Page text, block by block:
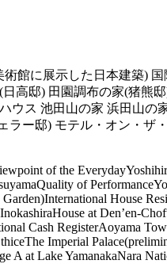
館に展示した日本建築)
高邸) 田園調布の家(猪
ウス 池田山の家 浜田山
ー邸) モテル・オン・ザ
of the
of
House
at Den’en-
Cash RegisterAoyama
Imperial
A at Lake YamanakaNara